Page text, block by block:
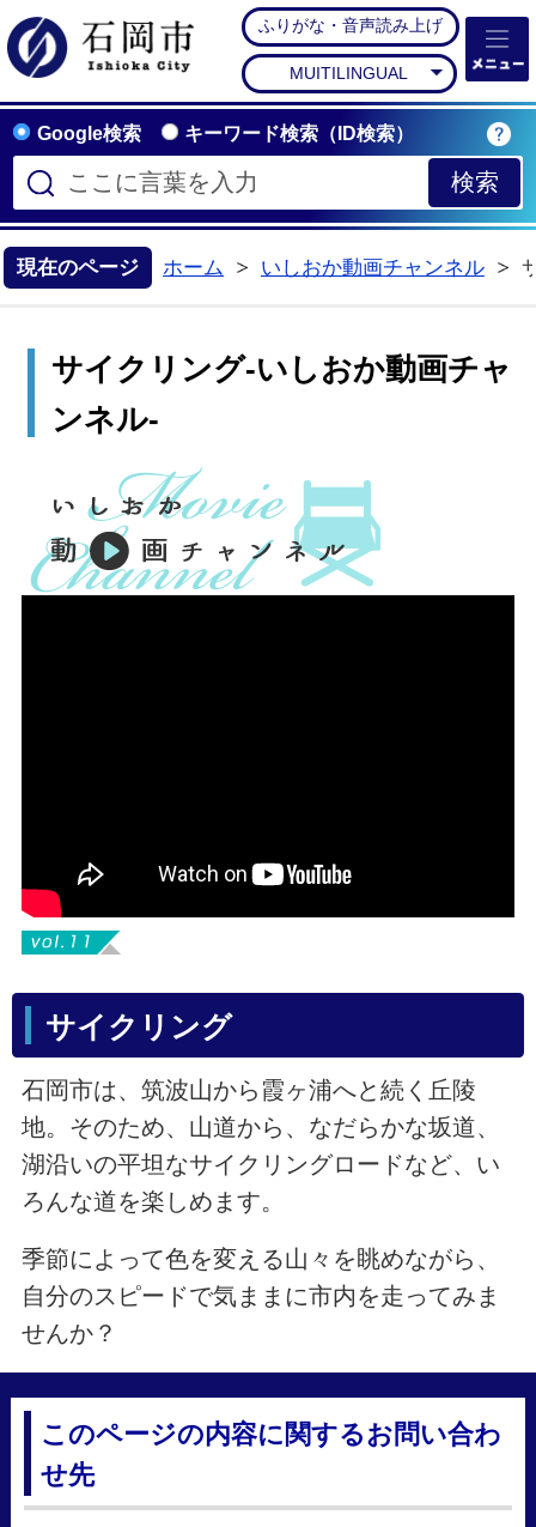
石岡市公式ホームペー
ふりがな・音声読み上げ
MUITILINGUAL
Google検索 キーワード検索（ID検索）
現在のページ ホーム いしおか動画チャンネル
サイクリング-いしおか動画チャ
ンネル-
サイクリング
石岡市は、筑波山から霞ヶ浦へと続く丘陵
地。そのため、山道から、なだらかな坂道、
湖沿いの平坦なサイクリングロードなど、い
ろんな道を楽しめます。
季節によって色を変える山々を眺めながら、
自分のスピードで気ままに市内を走ってみま
せんか？
このページの内容に関するお問い合わ
せ先